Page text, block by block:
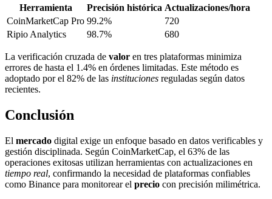
Herramienta Precisión histórica Actualizaciones/hora
CoinMarketCap Pro 99.2%
720
Ripio Analytics
98.7% 680
La verificación cruzada de valor en tres plataformas minimiza
errores de hasta el 1.4% en órdenes limitadas. Este método es
adoptado por el 82% de las instituciones reguladas según datos
recientes.
Conclusión
El mercado digital exige un enfoque basado en datos verificables y
gestión disciplinada. Según CoinMarketCap, el 63% de las
operaciones exitosas utilizan herramientas con actualizaciones en
tiempo real, confirmando la necesidad de plataformas confiables
como Binance para monitorear el precio con precisión milimétrica.